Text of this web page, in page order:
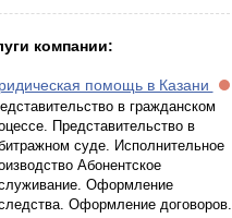
компании:
помощь в Казани
в гражданском
Представительство в
суде. Исполнительное
Абонентское
Оформление
Оформление договоров.